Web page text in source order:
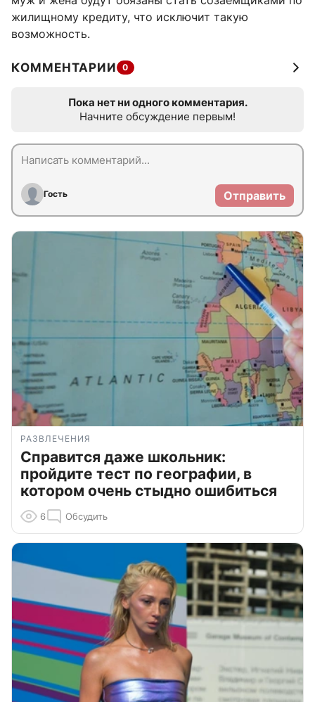
жилищному кредиту, что исключит такую
возможность.
КОММЕНТАРИИ 0
Пока нет ни одного комментария.
Начните обсуждение первым!
Гость Отправить
РАЗВЛЕЧЕНИЯ
Справится даже школьник:
пройдите тест по географии, в
котором очень стыдно ошибиться
6 Обсудить